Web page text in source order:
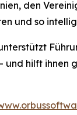
den
und so
und hilft